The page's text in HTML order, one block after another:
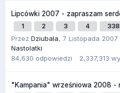
Lipcówki 2007 - zapraszam
1 2 3 4
Przez Dziubala, 7 Listopada 2007
Nastolatki
84,630 odpowiedzi 2,337,313
"Kampania" wrześniowa 2008 -